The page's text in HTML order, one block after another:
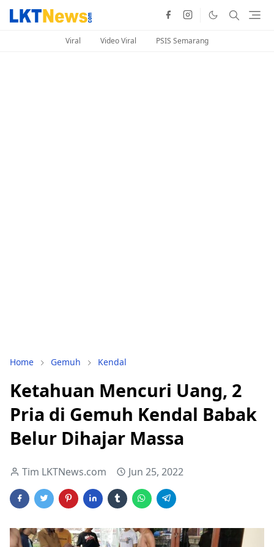
Viral Video Viral PSIS Semarang
Home Gemuh Kendal
Ketahuan Mencuri Uang, 2
Pria di Gemuh Kendal Babak
Belur Dihajar Massa
Tim LKTNews.com Jun 25, 2022